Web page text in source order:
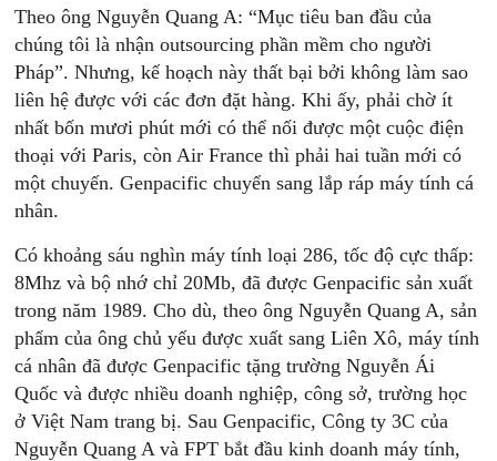
Theo ông Nguyễn Quang A: “Mục tiêu ban đầu của
chúng tôi là nhận outsourcing phần mềm cho người
Pháp”. Nhưng, kế hoạch này thất bại bởi không làm sao
liên hệ được với các đơn đặt hàng. Khi ấy, phải chờ ít
nhất bốn mươi phút mới có thể nối được một cuộc điện
thoại với Paris, còn Air France thì phải hai tuần mới có
một chuyến. Genpacific chuyển sang lắp ráp máy tính cá
nhân.
Có khoảng sáu nghìn máy tính loại 286, tốc độ cực thấp:
8Mhz và bộ nhớ chỉ 20Mb, đã được Genpacific sản xuất
trong năm 1989. Cho dù, theo ông Nguyễn Quang A, sản
phẩm của ông chủ yếu được xuất sang Liên Xô, máy tính
cá nhân đã được Genpacific tặng trường Nguyễn Ái
Quốc và được nhiều doanh nghiệp, công sở, trường học
ở Việt Nam trang bị. Sau Genpacific, Công ty 3C của
Nguyễn Quang A và FPT bắt đầu kinh doanh máy tính,